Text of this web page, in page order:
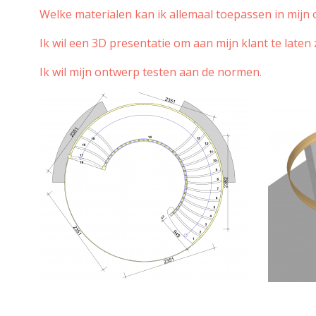
Welke materialen kan ik allemaal toepassen in mijn
Ik wil een 3D presentatie om aan mijn klant te laten
Ik wil mijn ontwerp testen aan de normen.